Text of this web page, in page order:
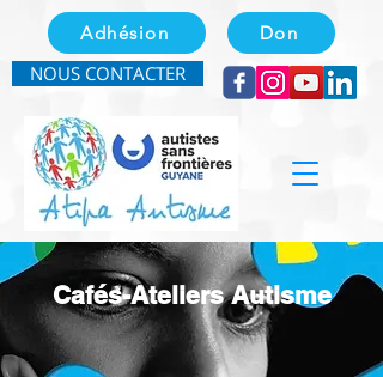
Adhésion Don
NOUS CONTACTER
Cafés-Ateliers Autisme